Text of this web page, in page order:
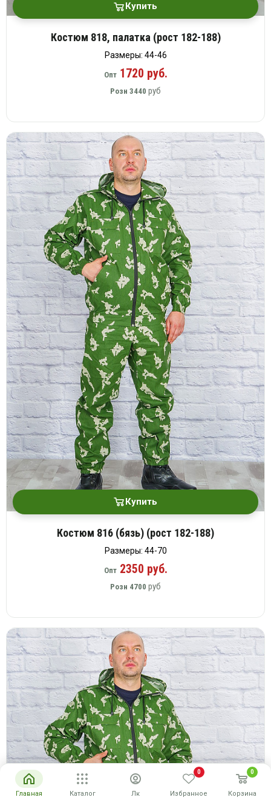
Купить
Костюм 818, палатка (рост 182-188)
Размеры: 44-46
Опт1720 руб.
Розн 3440 руб
Купить
Костюм 816 (бязь) (рост 182-188)
Размеры: 44-70
Опт2350 руб.
Розн 4700 руб
Главная Каталог Лк
0
Избранное
0
Корзина